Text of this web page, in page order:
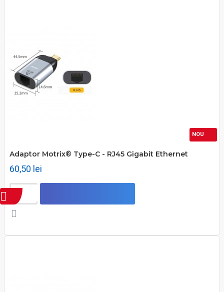
NOU
Adaptor Motrix® Type-C - RJ45 Gigabit Ethernet
60,50 lei